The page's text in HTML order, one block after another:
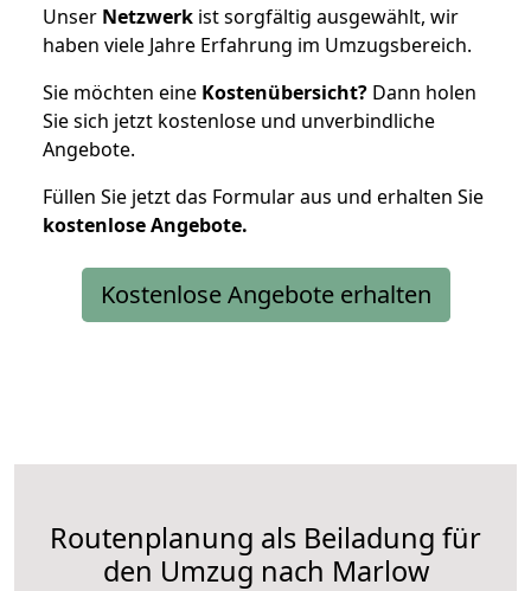
Unser Netzwerk ist sorgfältig ausgewählt, wir
haben viele Jahre Erfahrung im Umzugsbereich.
Sie möchten eine Kostenübersicht? Dann holen
Sie sich jetzt kostenlose und unverbindliche
Angebote.
Füllen Sie jetzt das Formular aus und erhalten Sie
kostenloseAngebote.
Kostenlose Angebote erhalten
Routenplanung als Beiladung für
den Umzug nach Marlow